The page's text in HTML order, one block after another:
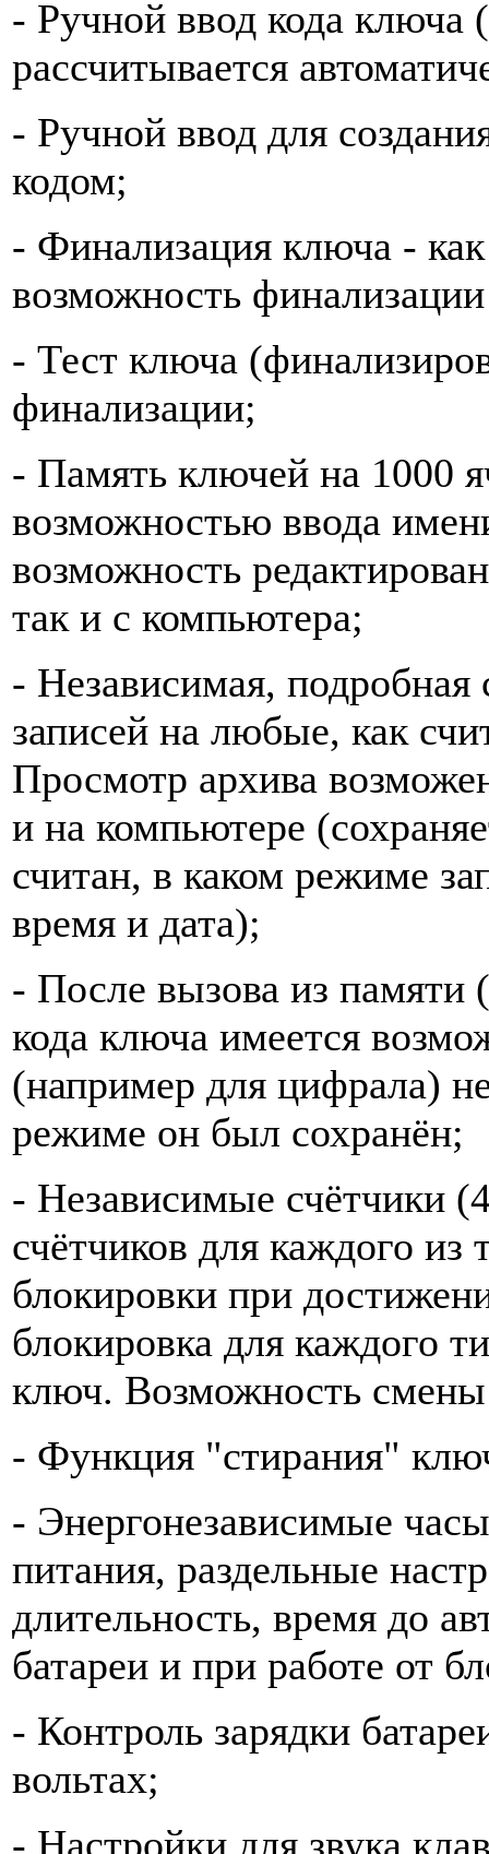
- Ручной ввод кода ключа
рассчитывается
- Ручной ввод для
кодом;
- Финализация ключа -
возможность
- Тест ключа
финализации;
- Память ключей на 1000
возможностью ввода
возможность
так и с компьютера;
- Независимая, подробная
записей на любые, как
Просмотр архива
и на компьютере
считан, в каком режиме
время и дата);
- После вызова из памяти
кода ключа имеется
(например для цифрала)
режиме он был сохранён;
- Независимые счётчики
счётчиков для каждого
блокировки при
блокировка для каждого
ключ. Возможность
- Функция "стирания"
- Энергонезависимые
питания, раздельные
длительность, время до
батареи и при работе от
- Контроль зарядки
вольтах;
- Настройки для звука